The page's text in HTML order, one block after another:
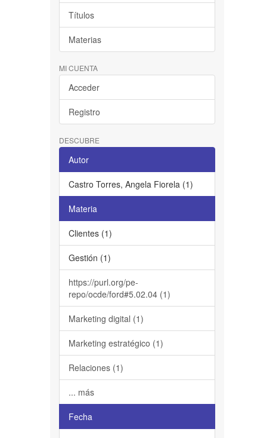
Títulos
Materias
MI CUENTA
Acceder
Registro
DESCUBRE
Autor
Castro Torres, Angela Fiorela (1)
Materia
Clientes (1)
Gestión (1)
https://purl.org/pe-
repo/ocde/ford#5.02.04 (1)
Marketing digital (1)
Marketing estratégico (1)
Relaciones (1)
... más
Fecha